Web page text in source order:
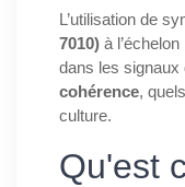
L’utilisation de
7010) à
dans les
cohérence,
culture.
Qu'est